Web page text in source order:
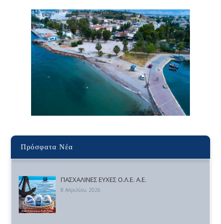
Πρόσφατα Νέα
ΠΑΣΧΑΛΙΝΕΣ ΕΥΧΕΣ Ο.Λ.Ε. Α.Ε.
8 Απριλίου, 2026